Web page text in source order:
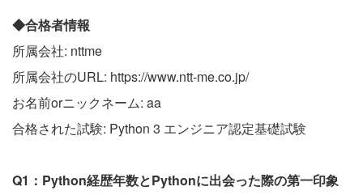
◆合格者情報
所属会社: nttme
所属会社のURL: https://www.ntt-me.co.jp/
お名前orニックネーム: aa
合格された試験: Python 3 エンジニア認定基礎試験
Q1：Python経歴年数とPythonに出会った際の第一印象